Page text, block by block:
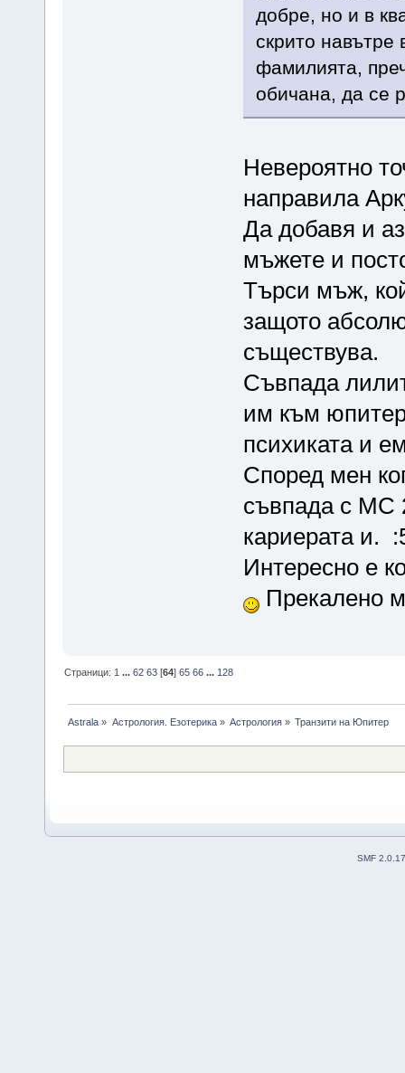
добре, но и в
скрито навътре
фамилията,
обичана, да се
Невероятно
направила
Да добавя и
мъжете и
Търси мъж,
защото
съществува.
Съвпада
им към
психиката и
Според мен
съвпада с МС
кариерата и.
Интересно е
Прекалено
Страници: 1 ...62 63 [64]65 66 ... 128
Astrala » Астрология. Езотерика» Астрология» Транзити на Юпитер
SMF 2.0.17